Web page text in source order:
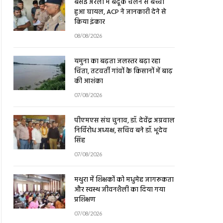
हुआ घायल, ACP ने जानकारी देने से
किया इंकार
08/08/2026
यमुना का बढ़ता जलस्तर बढ़ा रहा
चिंता, तटवर्ती गांवों के किसानों में बाढ़
की आशंका
07/08/2026
पीएमएस संघ चुनाव, डॉ. देवेंद्र अग्रवाल
निर्विरोध अध्यक्ष, सचिव बने डॉ. भूदेव
सिंह
07/08/2026
मथुरा में शिक्षकों को मधुमेह जागरूकता
और स्वस्थ जीवनशैली का दिया गया
प्रशिक्षण
07/08/2026